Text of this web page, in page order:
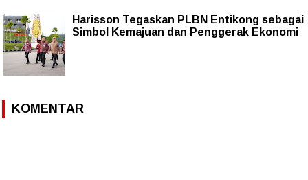
Harisson Tegaskan PLBN Entikong sebagai
Simbol Kemajuan dan Penggerak Ekonomi
KOMENTAR